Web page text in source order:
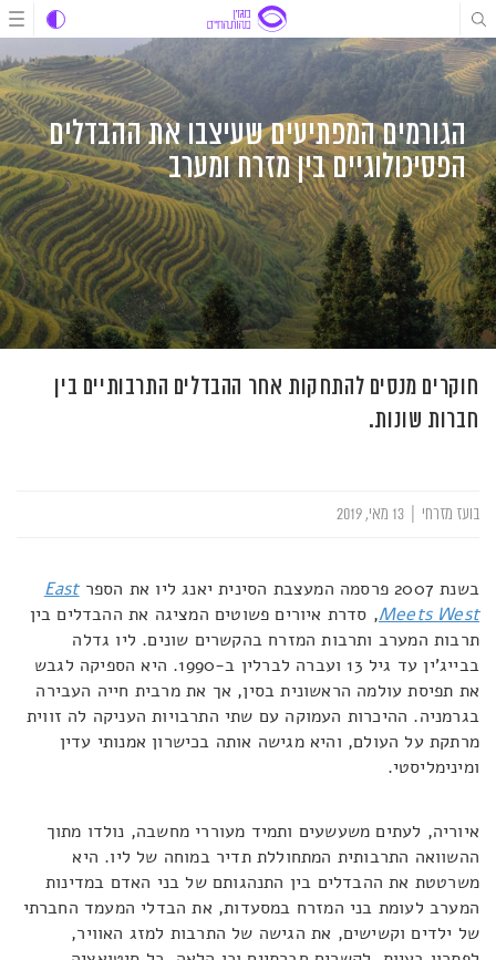
דלג
לתוכן
דלג
לתוכן
דלג
לניווט
הגורמים המפתיעים שעיצבו את ההבדלים
הפסיכולוגיים בין מזרח ומערב
חוקרים מנסים להתחקות אחר ההבדלים התרבותיים בין
חברות שונות.
בועז מזרחי
בשנת 2007 פרסמה המעצבת הסינית יאנג ליו את הספר
East
Meets West, סדרת איורים פשוטים המציגה את ההבדלים בין
תרבות המערב ותרבות המזרח בהקשרים שונים. ליו גדלה
בבייג'ין עד גיל 13 ועברה לברלין ב-1990. היא הספיקה לגבש
את תפיסת עולמה הראשונית בסין, אך את מרבית חייה העבירה
בגרמניה. ההיכרות העמוקה עם שתי התרבויות העניקה לה זווית
מרתקת על העולם, והיא מגישה אותה בכישרון אמנותי עדין
ומינימליסטי.
איוריה, לעתים משעשעים ותמיד מעוררי מחשבה, נולדו מתוך
ההשוואה התרבותית המתחוללת תדיר במוחה של ליו. היא
משרטטת את ההבדלים בין התנהגותם של בני האדם במדינות
המערב לעומת בני המזרח במסעדות, את הבדלי המעמד החברתי
של ילדים וקשישים, את הגישה של התרבות למזג האוויר,